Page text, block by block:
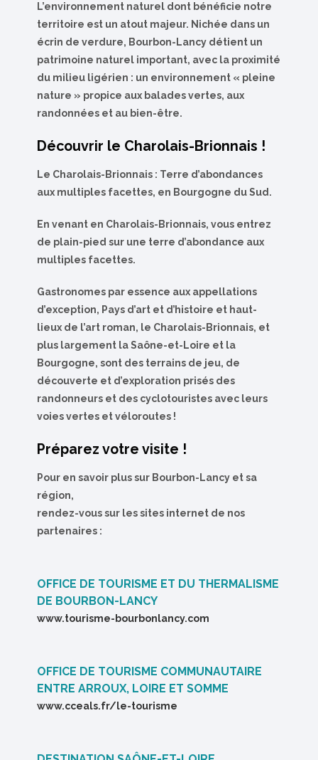
L’environnement naturel dont bénéficie notre
territoire est un atout majeur. Nichée dans un
écrin de verdure, Bourbon-Lancy détient un
patrimoine naturel important, avec la proximité
du milieu ligérien : un environnement « pleine
nature » propice aux balades vertes, aux
randonnées et au bien-être.
Découvrir le Charolais-Brionnais !
Le Charolais-Brionnais : Terre d’abondances
aux multiples facettes, en Bourgogne du Sud.
En venant en Charolais-Brionnais, vous entrez
de plain-pied sur une terre d’abondance aux
multiples facettes.
Gastronomes par essence aux appellations
d’exception, Pays d’art et d’histoire et haut-
lieux de l’art roman, le Charolais-Brionnais, et
plus largement la Saône-et-Loire et la
Bourgogne, sont des terrains de jeu, de
découverte et d’exploration prisés des
randonneurs et des cyclotouristes avec leurs
voies vertes et véloroutes !
Préparez votre visite !
Pour en savoir plus sur Bourbon-Lancy et sa
région,
rendez-vous sur les sites internet de nos
partenaires :
OFFICE DE TOURISME ET DU THERMALISME
DE BOURBON-LANCY
www.tourisme-bourbonlancy.com
OFFICE DE TOURISME COMMUNAUTAIRE
ENTRE ARROUX, LOIRE ET SOMME
www.cceals.fr/le-tourisme